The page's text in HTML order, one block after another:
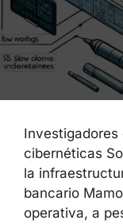
Investigadores
cibernéticas
la
bancario
operativa, a